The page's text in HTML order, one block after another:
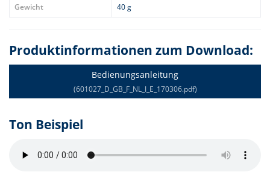
Gewicht
40 g
Produktinformationen zum Download:
Bedienungsanleitung
(601027_D_GB_F_NL_I_E_170306.pdf)
Ton Beispiel